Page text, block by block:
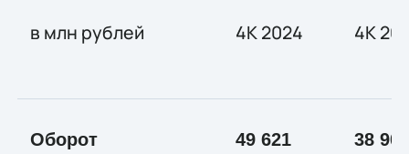
в млн рублей 4К 2024 4К
Оборот 49 621 38 905